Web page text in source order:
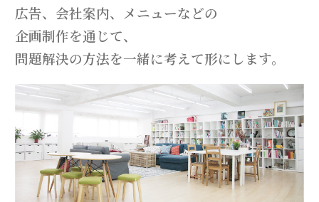
広告、会社案内、メニューなどの
企画制作を通じて、
問題解決の方法を一緒に考えて形にします。